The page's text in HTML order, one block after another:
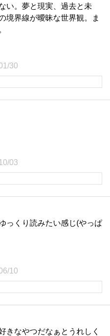
い。夢と現実、過去と未
境界線が曖昧な世界観。ま
30
03
くり読みたい感じ(やっぱ
10
きなやつだなぁとうれしく